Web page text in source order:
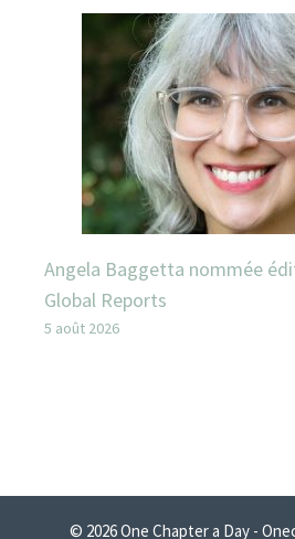
Angela Baggetta nommée
Global Reports
5 août 2026
© 2026 One Chapter a Day -